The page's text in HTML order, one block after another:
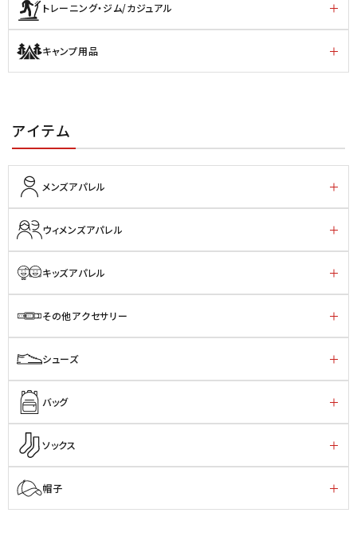
トレーニング・ジム/カジュアル
キャンプ用品
アイテム
メンズアパレル
ウィメンズアパレル
キッズアパレル
その他アクセサリー
シューズ
バッグ
ソックス
帽子